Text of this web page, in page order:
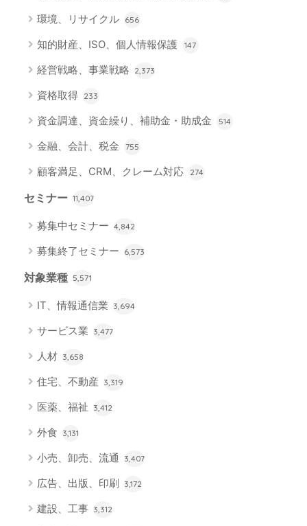
環境、リサイクル 656
知的財産、ISO、個人情報保護 147
経営戦略、事業戦略 2,373
資格取得 233
資金調達、資金繰り、補助金・助成金 514
金融、会計、税金 755
顧客満足、CRM、クレーム対応 274
セミナー 11,407
募集中セミナー 4,842
募集終了セミナー 6,573
対象業種 5,571
IT、情報通信業 3,694
サービス業 3,477
人材 3,658
住宅、不動産 3,319
医薬、福祉 3,412
外食 3,131
小売、卸売、流通 3,407
広告、出版、印刷 3,172
建設、工事 3,312